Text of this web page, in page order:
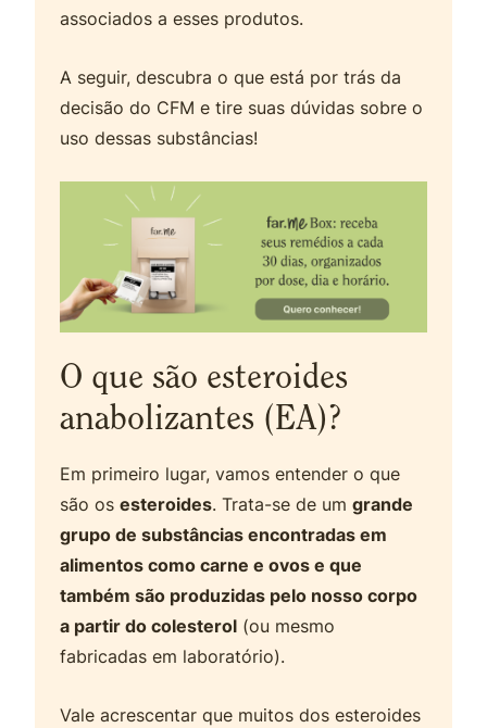
associados a esses produtos.
A seguir, descubra o que está por trás da
decisão do CFM e tire suas dúvidas sobre o
uso dessas substâncias!
O que são esteroides
anabolizantes (EA)?
Em primeiro lugar, vamos entender o que
são osesteroides. Trata-se de umgrande
grupo de substâncias encontradas em
alimentos como carne e ovos e que
também são produzidas pelo nosso corpo
a partir do colesterol (ou mesmo
fabricadas em laboratório).
Vale acrescentar que muitos dos esteroides